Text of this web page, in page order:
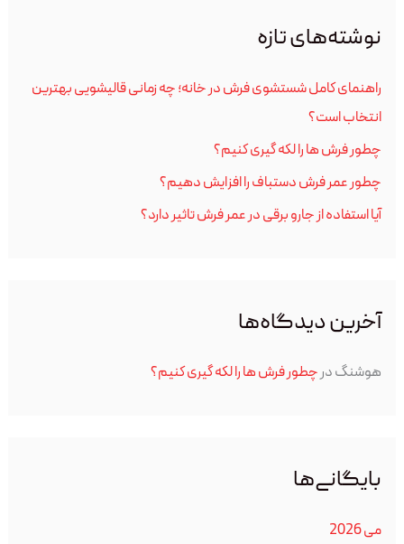
و
ر
ا
ی
:
نوشته‌های تازه
راهنمای کامل شستشوی فرش در خانه؛ چه زمانی قالیشویی بهترین
انتخاب است؟
چطور فرش ها را لکه گیری کنیم؟
چطور عمر فرش دستباف را افزایش دهیم؟
آیا استفاده از جارو برقی در عمر فرش تاثیر دارد؟
آخرین دیدگاه‌ها
هوشنگدرچطور فرش ها را لکه گیری کنیم؟
بایگانی‌ها
می 2026